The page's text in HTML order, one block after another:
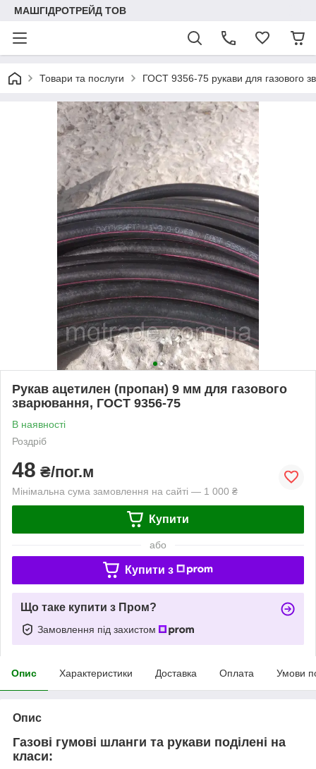
МАШГІДРОТРЕЙД ТОВ
Товари та послуги ГОСТ 9356-75 рукави для газового
Рукав ацетилен (пропан) 9 мм для газового
зварювання, ГОСТ 9356-75
В наявності
Роздріб
48 ₴/пог.м
Мінімальна сума замовлення на сайті — 1 000 ₴
Купити
або
Купити з
Що таке купити з Пром?
Замовлення під захистом
Опис Характеристики Доставка Оплата Умови
Опис
Газові гумові шланги та рукави поділені на
класи: